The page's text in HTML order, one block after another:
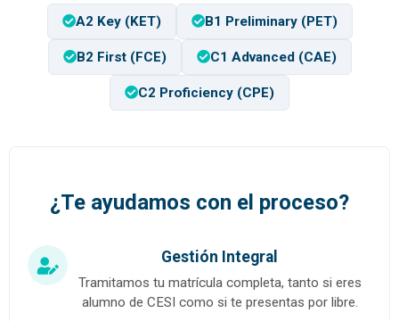
A2 Key (KET) B1 Preliminary (PET)
B2 First (FCE) C1 Advanced (CAE)
C2 Proficiency (CPE)
¿Te ayudamos con el proceso?
Gestión Integral
Tramitamos tu matrícula completa, tanto si eres
alumno de CESI como si te presentas por libre.